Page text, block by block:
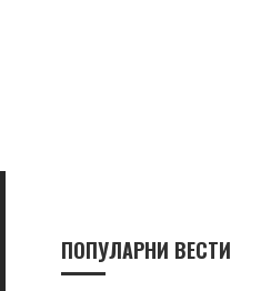
ПОПУЛАРНИ ВЕСТИ